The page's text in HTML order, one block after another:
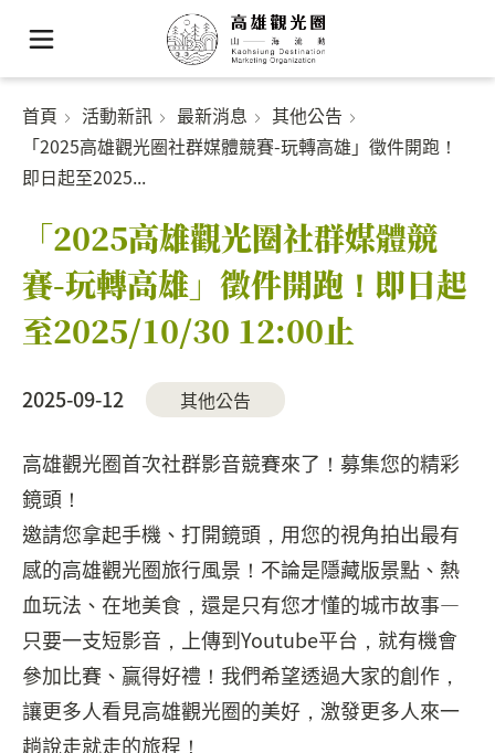
首頁 活動新訊 最新消息
其他公告
「2025高雄觀光圈社群媒體競賽-玩轉高雄」徵件開跑！
即日起至2025...
「2025高雄觀光圈社群媒體競
賽-玩轉高雄」徵件開跑！即日起
至2025/10/30 12:00止
2025-09-12 其他公告
高雄觀光圈首次社群影音競賽來了！募集您的精彩
鏡頭！
邀請您拿起手機、打開鏡頭，用您的視角拍出最有
感的高雄觀光圈旅行風景！不論是隱藏版景點、熱
血玩法、在地美食，還是只有您才懂的城市故事—
只要一支短影音，上傳到Youtube平台，就有機會
參加比賽、贏得好禮！我們希望透過大家的創作，
讓更多人看見高雄觀光圈的美好，激發更多人來一
趟說走就走的旅程！